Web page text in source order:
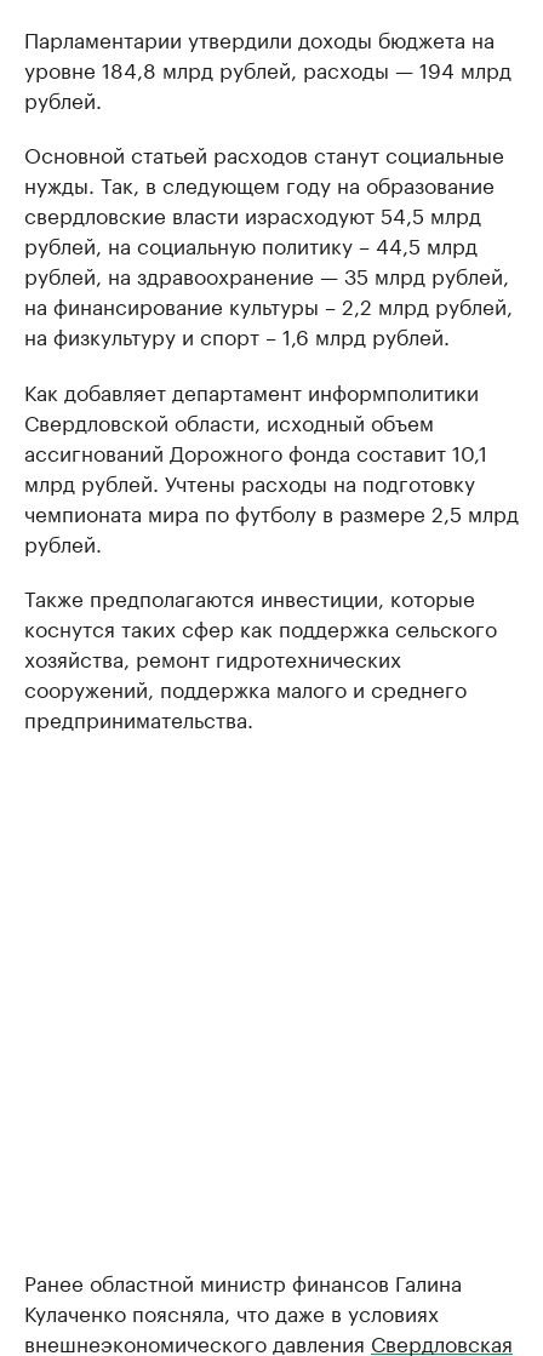
Парламентарии утвердили доходы бюджета на
уровне 184,8 млрд рублей, расходы — 194 млрд
рублей.
Основной статьей расходов станут социальные
нужды. Так, в следующем году на образование
свердловские власти израсходуют 54,5 млрд
рублей, на социальную политику – 44,5 млрд
рублей, на здравоохранение — 35 млрд рублей,
на финансирование культуры – 2,2 млрд рублей,
на физкультуру и спорт – 1,6 млрд рублей.
Как добавляет департамент информполитики
Свердловской области, исходный объем
ассигнований Дорожного фонда составит 10,1
млрд рублей. Учтены расходы на подготовку
чемпионата мира по футболу в размере 2,5 млрд
рублей.
Также предполагаются инвестиции, которые
коснутся таких сфер как поддержка сельского
хозяйства, ремонт гидротехнических
сооружений, поддержка малого и среднего
предпринимательства.
Ранее областной министр финансов Галина
Кулаченко поясняла, что даже в условиях
внешнеэкономического давления Свердловская